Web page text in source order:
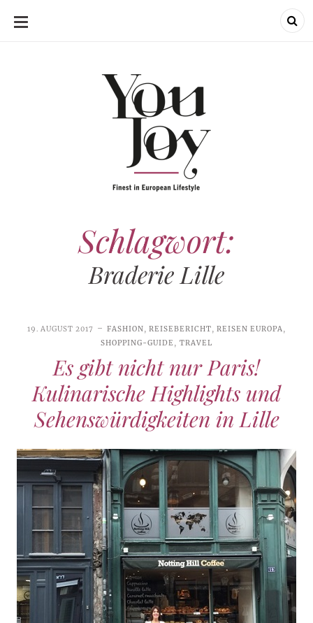
SKIP
Schlagwort:
Braderie Lille
19. AUGUST 2017 FASHION, REISEBERICHT,REISEN EUROPA,
SHOPPING-GUIDE, TRAVEL
Es gibt nicht nur Paris!
Kulinarische Highlights und
Sehenswürdigkeiten in Lille